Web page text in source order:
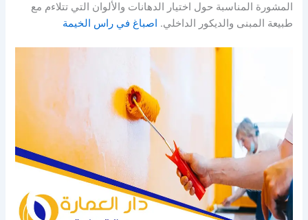
المشورة المناسبة حول اختيار الدهانات والألوان التي تتلاءم مع
طبيعة المبنى والديكور الداخلي. اصباغ في راس الخيمة